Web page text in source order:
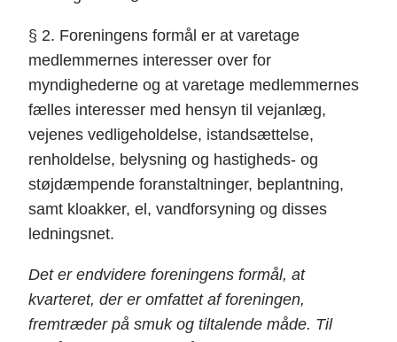
§ 2. Foreningens formål er at varetage
medlemmernes interesser over for
myndighederne og at varetage medlemmernes
fælles interesser med hensyn til vejanlæg,
vejenes vedligeholdelse, istandsættelse,
renholdelse, belysning og hastigheds- og
støjdæmpende foranstaltninger, beplantning,
samt kloakker, el, vandforsyning og disses
ledningsnet.
Det er endvidere foreningens formål, at
kvarteret, der er omfattet af foreningen,
fremtræder på smuk og tiltalende måde. Til